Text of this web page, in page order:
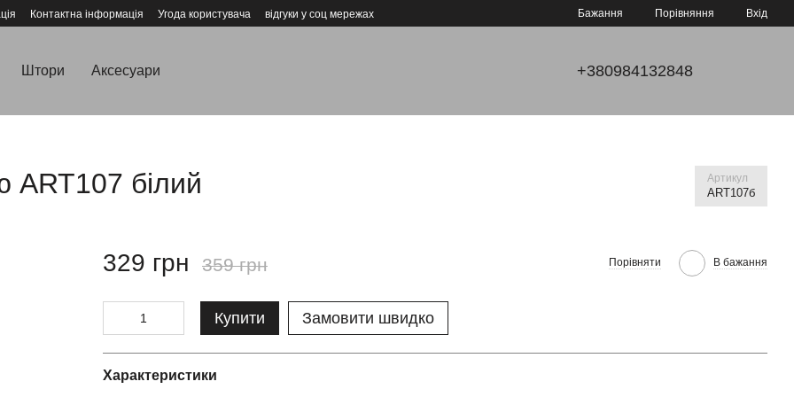
Контактна інформація Угода користувача відгуки у соц мережах Бажання Порівняння Вхід
Штори Аксесуари +380984132848
білий Артикул
ART107б
329 грн 359 грн Порівняти В бажання
Купити Замовити швидко
Характеристики